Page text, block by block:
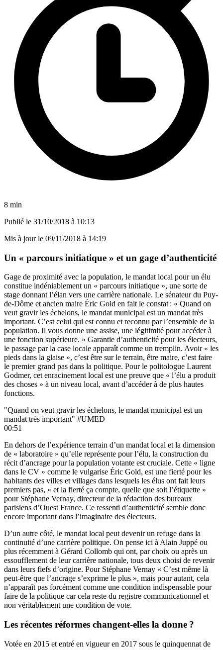
8 min
Publié le 31/10/2018 à 10:13
Mis à jour le 09/11/2018 à 14:19
Un « parcours initiatique » et un gage d’authenticité
Gage de proximité avec la population, le mandat local pour un élu
constitue indéniablement un « parcours initiatique », une sorte de
stage donnant l’élan vers une carrière nationale. Le sénateur du Puy-
de-Dôme et ancien maire Éric Gold en fait le constat : « Quand on
veut gravir les échelons, le mandat municipal est un mandat très
important. C’est celui qui est connu et reconnu par l’ensemble de la
population. Il vous donne une assise, une légitimité pour accéder à
une fonction supérieure. » Garantie d’authenticité pour les électeurs,
le passage par la case locale apparaît comme un tremplin. Avoir « les
pieds dans la glaise », c’est être sur le terrain, être maire, c’est faire
le premier grand pas dans la politique. Pour le politologue Laurent
Godmer, cet enracinement local est une preuve que « l’élu a produit
des choses » à un niveau local, avant d’accéder à de plus hautes
fonctions.
"Quand on veut gravir les échelons, le mandat municipal est un
mandat très important" #UMED
00:51
En dehors de l’expérience terrain d’un mandat local et la dimension
de « laboratoire » qu’elle représente pour l’élu, la construction du
récit d’ancrage pour la population votante est cruciale. Cette « ligne
dans le CV » comme le vulgarise Éric Gold, est une fierté pour les
habitants des villes et villages dans lesquels les élus ont fait leurs
premiers pas, « et la fierté ça compte, quelle que soit l’étiquette »
pour Stéphane Vernay, directeur de la rédaction des bureaux
parisiens d’Ouest France. Ce ressenti d’authenticité semble donc
encore important dans l’imaginaire des électeurs.
D’un autre côté, le mandat local peut devenir un refuge dans la
continuité d’une carrière politique. On pense ici à Alain Juppé ou
plus récemment à Gérard Collomb qui ont, par choix ou après un
essoufflement de leur carrière nationale, tous deux choisi de revenir
dans leurs fiefs d’origine. Pour Stéphane Vernay « C’est même là
peut-être que l’ancrage s’exprime le plus », mais pour autant, cela
n’apparaît pas forcément comme une condition indispensable pour
faire de la politique car cela reste du registre communicationnel et
non véritablement une condition de vote.
Les récentes réformes changent-elles la donne ?
Votée en 2015 et entré en vigueur en 2017 sous le quinquennat de